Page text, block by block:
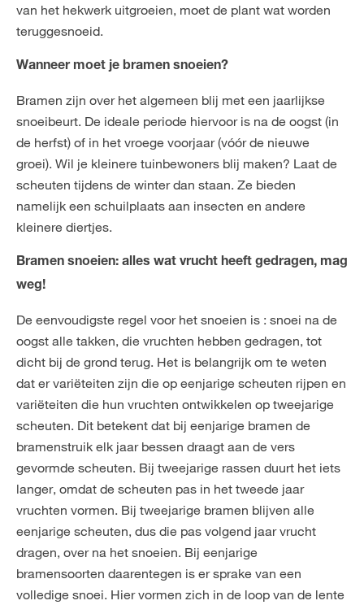
van het hekwerk uitgroeien, moet de plant wat worden
teruggesnoeid.
Wanneer moet je bramen snoeien?
Bramen zijn over het algemeen blij met een jaarlijkse
snoeibeurt. De ideale periode hiervoor is na de oogst (in
de herfst) of in het vroege voorjaar (vóór de nieuwe
groei). Wil je kleinere tuinbewoners blij maken? Laat de
scheuten tijdens de winter dan staan. Ze bieden
namelijk een schuilplaats aan insecten en andere
kleinere diertjes.
Bramen snoeien: alles wat vrucht heeft gedragen, mag
weg!
De eenvoudigste regel voor het snoeien is : snoei na de
oogst alle takken, die vruchten hebben gedragen, tot
dicht bij de grond terug. Het is belangrijk om te weten
dat er variëteiten zijn die op eenjarige scheuten rijpen en
variëteiten die hun vruchten ontwikkelen op tweejarige
scheuten. Dit betekent dat bij eenjarige bramen de
bramenstruik elk jaar bessen draagt aan de vers
gevormde scheuten. Bij tweejarige rassen duurt het iets
langer, omdat de scheuten pas in het tweede jaar
vruchten vormen. Bij tweejarige bramen blijven alle
eenjarige scheuten, dus die pas volgend jaar vrucht
dragen, over na het snoeien. Bij eenjarige
bramensoorten daarentegen is er sprake van een
volledige snoei. Hier vormen zich in de loop van de lente